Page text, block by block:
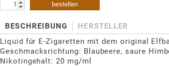
bestellen
BESCHREIBUNG
HERSTELLER
Liquid für E-Zigaretten mit dem original
Geschmacksrichtung: Blaubeere, saure
Nikotingehalt: 20 mg/ml